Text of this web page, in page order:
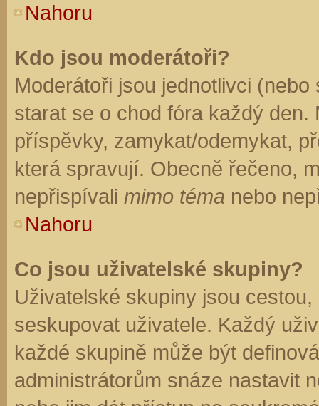
Nahoru
Kdo jsou moderátoři?
Moderátoři jsou jednotlivci
starat se o chod fóra každý
příspěvky, zamykat/odemykat,
která spravují. Obecně řečeno,
nepřispívali mimo téma nebo
Nahoru
Co jsou uživatelské skupiny?
Uživatelské skupiny jsou
seskupovat uživatele. Každý
každé skupině může být
administrátorům snáze nastavit